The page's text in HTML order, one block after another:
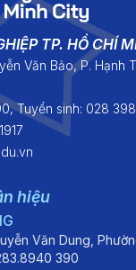
TP. HỒ CHÍ
Văn Bảo, P. Hạnh
Tuyển sinh: 028
hiệu
Văn Dung,
390